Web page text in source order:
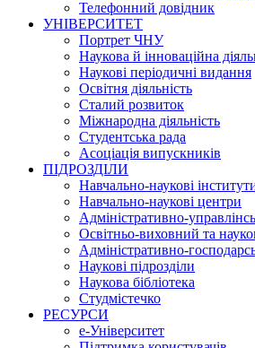
Телефонний довідник
УНІВЕРСИТЕТ
Портрет ЧНУ
Наукова й інноваційна
Наукові періодичні видання
Освітня діяльність
Сталий розвиток
Міжнародна діяльність
Студентська рада
Асоціація випускників
ПІДРОЗДІЛИ
Навчально-наукові
Навчально-наукові центри
Адміністративно-
Освітньо-виховний та
Адміністративно-
Наукові підрозділи
Наукова бібліотека
Студмістечко
РЕСУРСИ
е-Університет